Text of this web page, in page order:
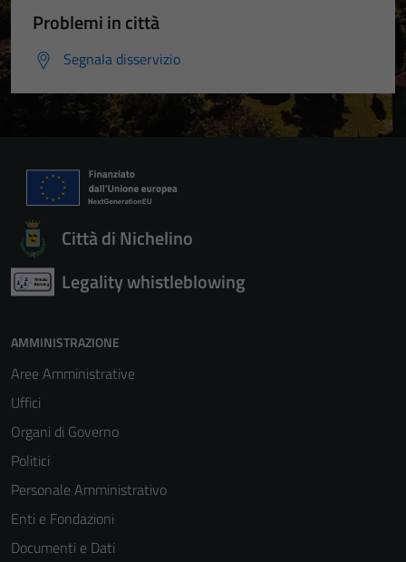
Problemi in città
Segnala disservizio
Città di Nichelino
Legality whistleblowing
AMMINISTRAZIONE
Aree Amministrative
Uffici
Organi di Governo
Politici
Personale Amministrativo
Enti e Fondazioni
Documenti e Dati